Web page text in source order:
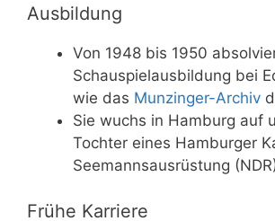
Ausbildung
Von 1948 bis 1950
Schauspielausbildung bei
wie das Munzinger-Archiv
Sie wuchs in Hamburg auf
Tochter eines Hamburger
Seemannsausrüstung
Frühe Karriere